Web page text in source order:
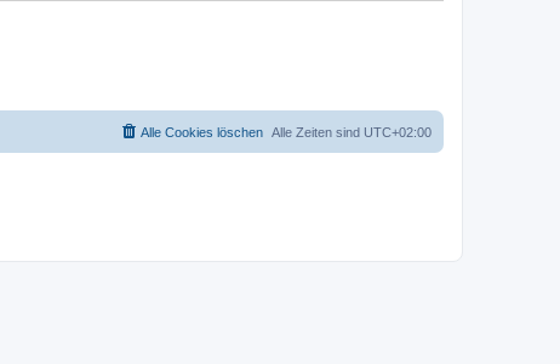
Alle Zeiten sind UTC+02:00
Alle Cookies löschen